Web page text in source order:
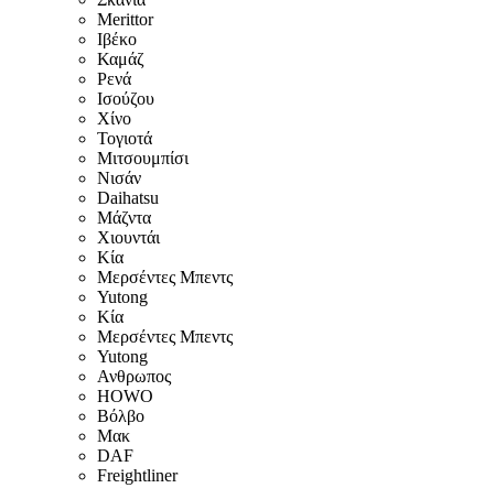
Merittor
Ιβέκο
Καμάζ
Ρενά
Ισούζου
Χίνο
Τογιοτά
Μιτσουμπίσι
Νισάν
Daihatsu
Μάζντα
Χιουντάι
Κία
Μερσέντες Μπεντς
Yutong
Κία
Μερσέντες Μπεντς
Yutong
Ανθρωπος
HOWO
Βόλβο
Μακ
DAF
Freightliner